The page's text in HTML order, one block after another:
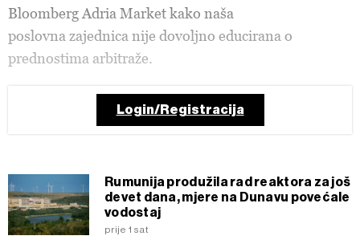
Bloomberg Adria Market kako naša
poslovna zajednica nije dovoljno educirana o
prednostima arbitraže.
Login/Registracija
Rumunija produžila rad reaktora za još
devet dana, mjere na Dunavu povećale
vodostaj
prije 1 sat